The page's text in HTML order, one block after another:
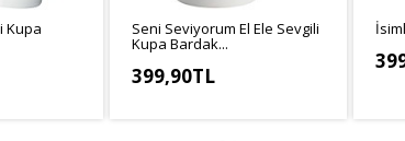
Kupa Seni Seviyorum El Ele Sevgili
Kupa Bardak...
399,90TL